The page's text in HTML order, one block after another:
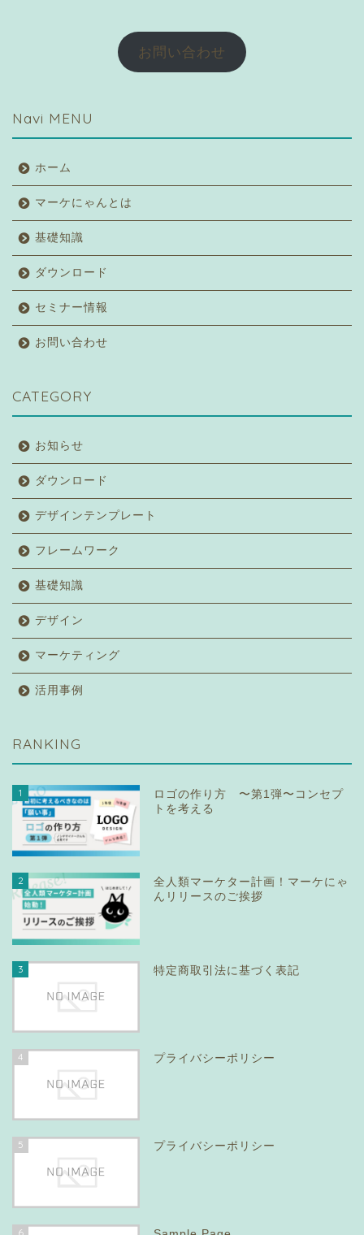
お問い合わせ
Navi MENU
ホーム
マーケにゃんとは
基礎知識
ダウンロード
セミナー情報
お問い合わせ
CATEGORY
お知らせ
ダウンロード
デザインテンプレート
フレームワーク
基礎知識
デザイン
マーケティング
活用事例
RANKING
1
ロゴの作り方 〜第1弾〜コンセプ
トを考える
2
全人類マーケター計画！マーケにゃ
んリリースのご挨拶
3 特定商取引法に基づく表記
4 プライバシーポリシー
5 プライバシーポリシー
6